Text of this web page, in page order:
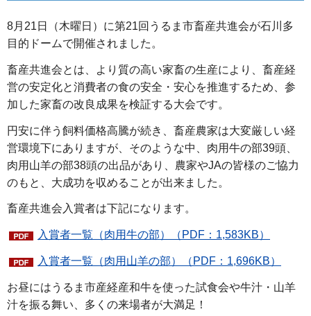
8月21日（木曜日）に第21回うるま市畜産共進会が石川多
目的ドームで開催されました。
畜産共進会とは、より質の高い家畜の生産により、畜産経
営の安定化と消費者の食の安全・安心を推進するため、参
加した家畜の改良成果を検証する大会です。
円安に伴う飼料価格高騰が続き、畜産農家は大変厳しい経
営環境下にありますが、そのような中、肉用牛の部39頭、
肉用山羊の部38頭の出品があり、農家やJAの皆様のご協力
のもと、大成功を収めることが出来ました。
畜産共進会入賞者は下記になります。
入賞者一覧（肉用牛の部）（PDF：1,583KB）
入賞者一覧（肉用山羊の部）（PDF：1,696KB）
お昼にはうるま市産経産和牛を使った試食会や牛汁・山羊
汁を振る舞い、多くの来場者が大満足！